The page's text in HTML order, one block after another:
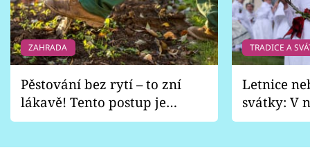
ZAHRADA
Pěstování bez rytí – to zní
lákavě! Tento postup je
vhodný jen pro některé
TRADICE A
Letnice
svátky: V
pondělí